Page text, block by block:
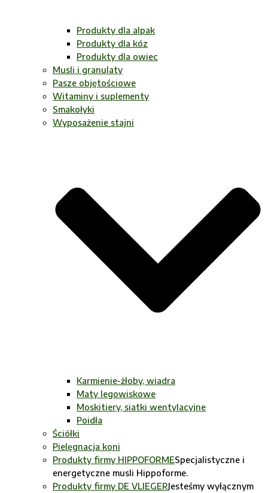
Produkty dla alpak
Produkty dla kóz
Produkty dla owiec
Musli i granulaty
Pasze objętościowe
Witaminy i suplementy
Smakołyki
Wyposażenie stajni
Karmienie-żłoby, wiadra
Maty legowiskowe
Moskitiery, siatki wentylacyjne
Poidła
Ściółki
Pielęgnacja koni
Produkty firmy HIPPOFORMESpecjalistyczne i
energetyczne musli Hippoforme.
Produkty firmy DE VLIEGERJesteśmy wyłącznym